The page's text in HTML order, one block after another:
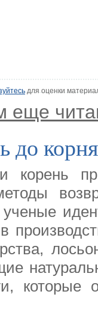
для оценки
еще
до
корень
которые